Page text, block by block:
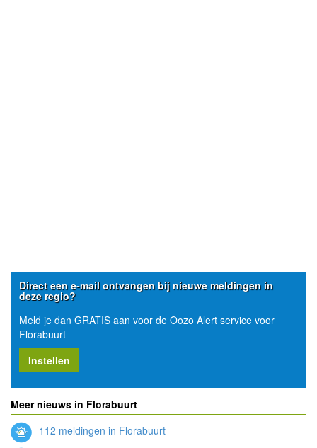
Direct een e-mail ontvangen bij nieuwe meldingen in
deze regio?
Meld je dan GRATIS aan voor de Oozo Alert service voor
Florabuurt
Instellen
Meer nieuws in Florabuurt
112 meldingen in Florabuurt